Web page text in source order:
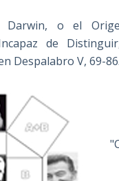
Darwin, o el
de
Despalabro V, 69-